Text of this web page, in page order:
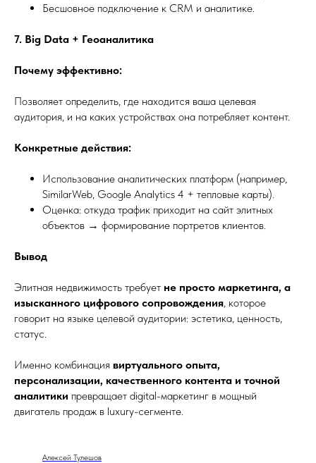
Бесшовное подключение к CRM и аналитике.
7. Big Data + Геоаналитика
Почему эффективно:
Позволяет определить, где находится ваша целевая
аудитория, и на каких устройствах она потребляет контент.
Конкретные действия:
Использование аналитических платформ (например,
SimilarWeb, Google Analytics 4 + тепловые карты).
Оценка: откуда трафик приходит на сайт элитных
объектов → формирование портретов клиентов.
Вывод
Элитная недвижимость требует не просто маркетинга, а
изысканного цифрового сопровождения , которое
говорит на языке целевой аудитории: эстетика, ценность,
статус.
Именно комбинация виртуального опыта,
персонализации, качественного контента и точной
аналитики превращает digital-маркетинг в мощный
двигатель продаж в luxury-сегменте.
Алексей Тулешов